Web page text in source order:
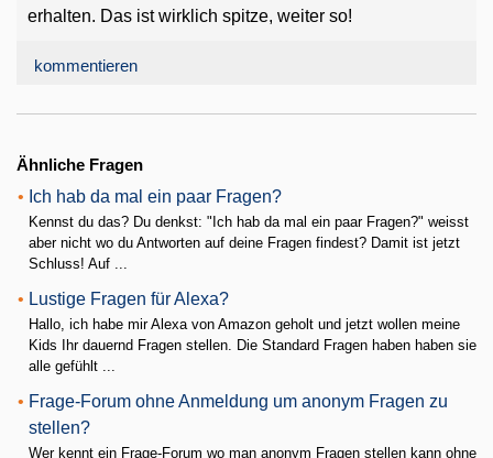
erhalten. Das ist wirklich spitze, weiter so!
kommentieren
Ähnliche Fragen
• Ich hab da mal ein paar Fragen?
Kennst du das? Du denkst: "Ich hab da mal ein paar Fragen?" weisst
aber nicht wo du Antworten auf deine Fragen findest? Damit ist jetzt
Schluss! Auf ...
• Lustige Fragen für Alexa?
Hallo, ich habe mir Alexa von Amazon geholt und jetzt wollen meine
Kids Ihr dauernd Fragen stellen. Die Standard Fragen haben haben sie
alle gefühlt ...
• Frage-Forum ohne Anmeldung um anonym Fragen zu
stellen?
Wer kennt ein Frage-Forum wo man anonym Fragen stellen kann ohne